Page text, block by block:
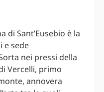
di Sant’Eusebio è la
e sede
nei pressi della
Vercelli, primo
annovera